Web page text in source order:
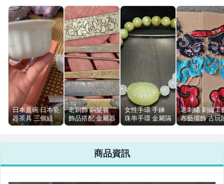
偶像、球員卡與郵幣
女裝與服飾配件
男性精品與服飾
手錶與飾品配件
女包精品與女鞋
相機、攝影與周邊
日本蓋碗 日本瓷
器茶具 三個組
帶底款 全新 附
老銅飾 銅髮簪
飾品搭配 金屬器
具 古玩
女性手環 手鍊
珠串手環 金屬隔
珠 流行飾品配件
老刺繡 刺繡工
布藝擺飾 古玩
設
商品資訊